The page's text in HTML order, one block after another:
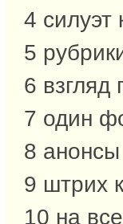
4 силуэт
5
6 взгляд
7 один
8 анонсы
9 штрих
10 на